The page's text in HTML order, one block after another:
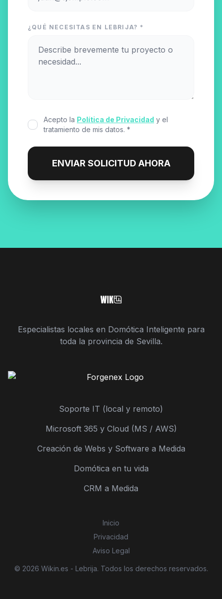
¿QUÉ NECESITAS EN LEBRIJA? *
Acepto la Política de Privacidad y el
tratamiento de mis datos. *
ENVIAR SOLICITUD AHORA
Especialistas locales en Domótica Inteligente para
toda la provincia de Sevilla.
Soporte IT (local y remoto)
Microsoft 365 y Cloud (MS / AWS)
Creación de Webs y Software a Medida
Domótica en tu vida
CRM a Medida
Inicio
Privacidad
Aviso Legal
© 2026 Wikin.es - Lebrija. Todos los derechos reservados.